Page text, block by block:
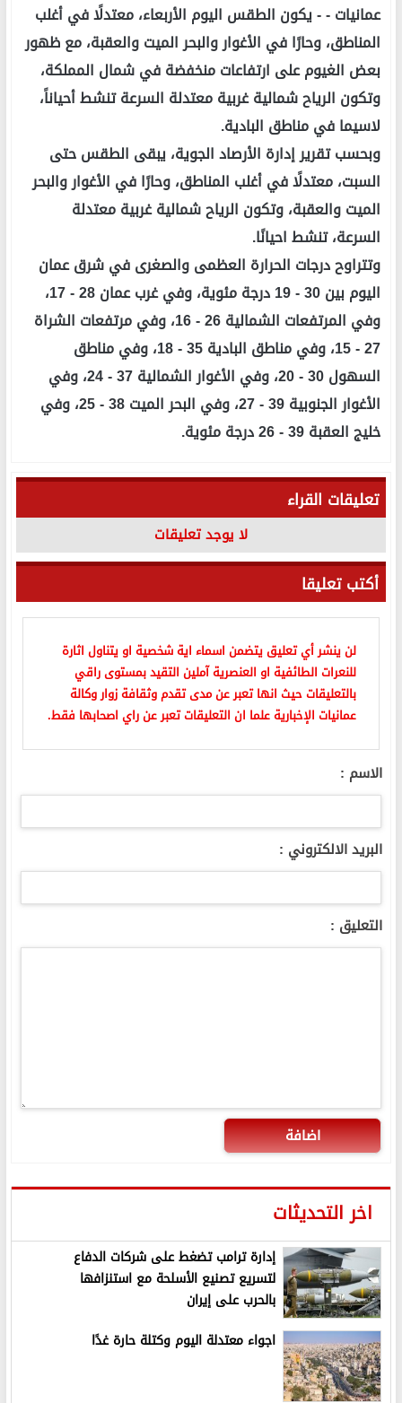
عمانيات -- يكون الطقس اليوم الأربعاء، معتدلًا في أغلب
المناطق، وحارًا في الأغوار والبحر الميت والعقبة، مع ظهور
بعض الغيوم على ارتفاعات منخفضة في شمال المملكة،
وتكون الرياح شمالية غربية معتدلة السرعة تنشط أحياناً،
لاسيما في مناطق البادية.
وبحسب تقرير إدارة الأرصاد الجوية، يبقى الطقس حتى
السبت، معتدلًا في أغلب المناطق، وحارًا في الأغوار والبحر
الميت والعقبة، وتكون الرياح شمالية غربية معتدلة
السرعة، تنشط احيانًا.
وتتراوح درجات الحرارة العظمى والصغرى في شرق عمان
اليوم بين 30 - 19 درجة مئوية، وفي غرب عمان 28 - 17،
وفي المرتفعات الشمالية 26 - 16، وفي مرتفعات الشراة
27 - 15، وفي مناطق البادية 35 - 18، وفي مناطق
السهول 30 - 20، وفي الأغوار الشمالية 37 - 24، وفي
الأغوار الجنوبية 39 - 27، وفي البحر الميت 38 - 25، وفي
خليج العقبة 39 - 26 درجة مئوية.
تعليقات القراء
لا يوجد تعليقات
أكتب تعليقا
لن ينشر أي تعليق يتضمن اسماء اية شخصية او يتناول اثارة
للنعرات الطائفية او العنصرية آملين التقيد بمستوى راقي
بالتعليقات حيث انها تعبر عن مدى تقدم وثقافة زوار وكالة
عمانيات الإخبارية علما ان التعليقات تعبر عن راي اصحابها فقط.
الاسم :
البريد الالكتروني :
التعليق :
اضافة
اخر التحديثات
إدارة ترامب تضغط على شركات الدفاع
لتسريع تصنيع الأسلحة مع استنزافها
بالحرب على إيران
اجواء معتدلة اليوم وكتلة حارة غدًا